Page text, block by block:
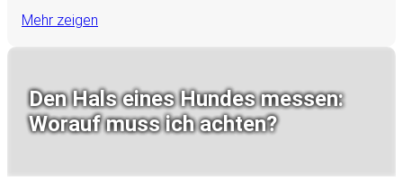
Mehr zeigen
Den Hals eines Hundes messen:
Worauf muss ich achten?